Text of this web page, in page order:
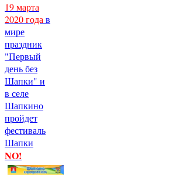
19 марта
2020 года в
мире
праздник
"Первый
день без
Шапки" и
в селе
Шапкино
пройдет
фестиваль
Шапки
NO!